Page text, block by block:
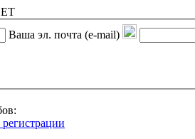
Ваша эл. почта (e-mail)